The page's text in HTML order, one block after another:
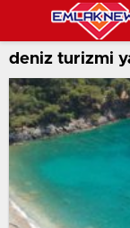
deniz turizmi